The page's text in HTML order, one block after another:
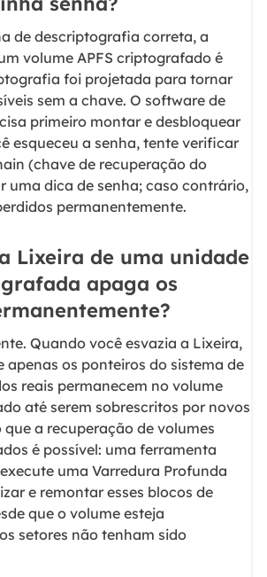
de descriptografia correta, a
volume APFS criptografado é
foi projetada para tornar
sem a chave. O software de
primeiro montar e desbloquear
esqueceu a senha, tente verificar
(chave de recuperação do
uma dica de senha; caso contrário,
permanentemente.
Lixeira de uma unidade
apaga os
Quando você esvazia a Lixeira,
apenas os ponteiros do sistema de
reais permanecem no volume
até serem sobrescritos por novos
que a recuperação de volumes
é possível: uma ferramenta
uma Varredura Profunda
e remontar esses blocos de
que o volume esteja
setores não tenham sido